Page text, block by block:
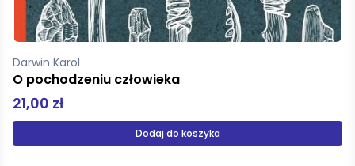
Darwin Karol
O powstawaniu gatunków
28,00 zł
Dodaj do koszyka